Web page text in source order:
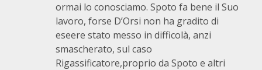
ormai lo conosciamo. Spoto fa bene il Suo
lavoro, forse D’Orsi non ha gradito di
eseere stato messo in difficolà, anzi
smascherato, sul caso
Rigassificatore,proprio da Spoto e altri